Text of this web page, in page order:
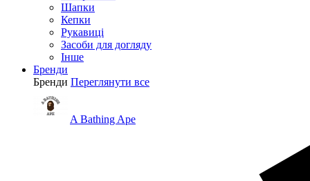
Шапки
Кепки
Рукавиці
Засоби для догляду
Інше
Бренди
Бренди Переглянути все
A Bathing Ape